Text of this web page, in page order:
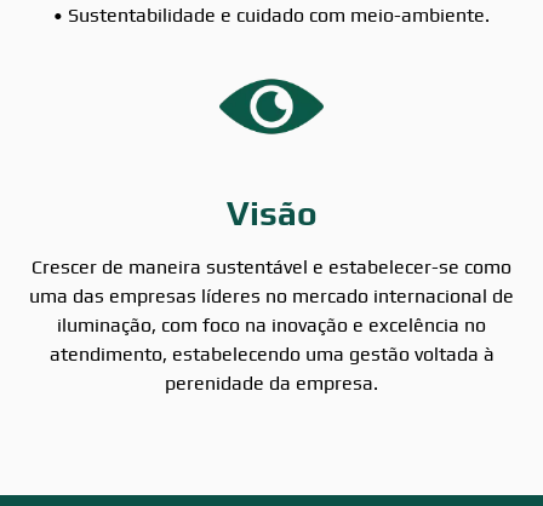
• Sustentabilidade e cuidado com meio-ambiente.
Visão
Crescer de maneira sustentável e estabelecer-se como
uma das empresas líderes no mercado internacional de
iluminação, com foco na inovação e excelência no
atendimento, estabelecendo uma gestão voltada à
perenidade da empresa.